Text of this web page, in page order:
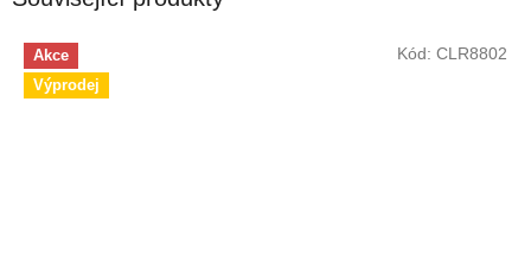
Akce
Výprodej
Kód: CLR8802